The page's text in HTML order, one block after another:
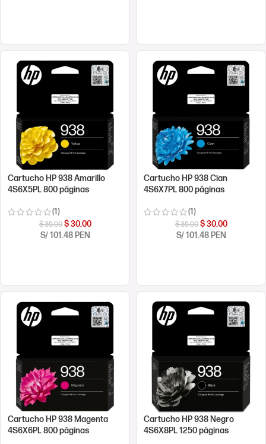
Cartucho HP 938 Amarillo
4S6X5PL 800 páginas
(1)
$35.00 $30.00
S/ 101.48 PEN
Cartucho HP 938 Cian
4S6X7PL 800 páginas
(1)
$35.00 $30.00
S/ 101.48 PEN
Cartucho HP 938 Magenta
4S6X6PL 800 páginas
Cartucho HP 938 Negro
4S6X8PL 1250 páginas